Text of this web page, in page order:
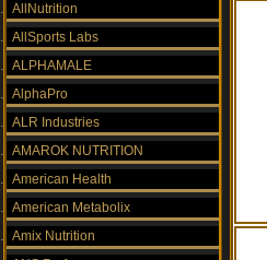
AllNutrition
AllSports Labs
ALPHAMALE
AlphaPro
ALR Industries
AMAROK NUTRITION
American Health
American Metabolix
Amix Nutrition